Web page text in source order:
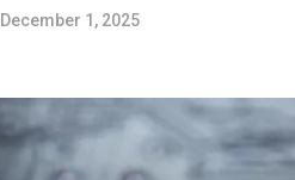
December 1, 2025